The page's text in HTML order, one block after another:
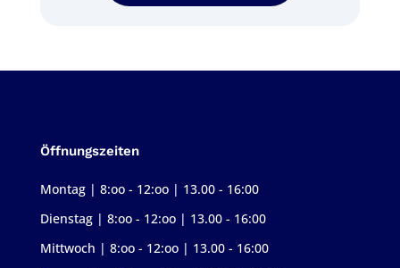
Öffnungszeiten
Montag | 8:oo - 12:oo | 13.00 - 16:00
Dienstag | 8:oo - 12:oo | 13.00 - 16:00
Mittwoch | 8:oo - 12:oo | 13.00 - 16:00